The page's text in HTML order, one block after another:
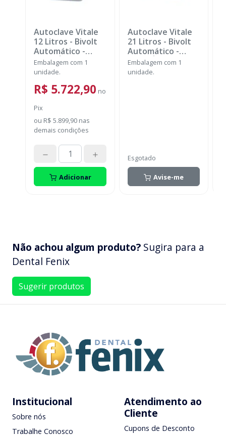
Autoclave Vitale
12 Litros - Bivolt
Automático -
CRISTÓFOLI
Embalagem com 1
unidade.
R$ 5.722,90 no
Pix
ou R$ 5.899,90 nas
demais condições
Adicionar
Autoclave Vitale
21 Litros - Bivolt
Automático -
CRISTÓFOLI
Embalagem com 1
unidade.
Esgotado
Avise-me
Não achou algum produto? Sugira para a
Dental Fenix
Sugerir produtos
Institucional
Sobre nós
Trabalhe Conosco
Atendimento ao
Cliente
Cupons de Desconto